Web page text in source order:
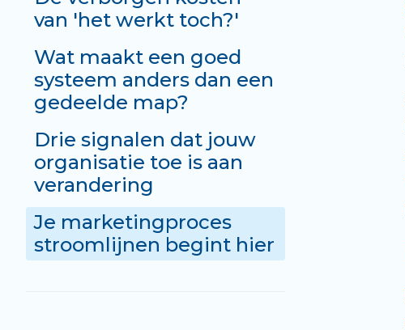
van 'het werkt toch?'
Wat maakt een goed
systeem anders dan een
gedeelde map?
Drie signalen dat jouw
organisatie toe is aan
verandering
Je marketingproces
stroomlijnen begint hier